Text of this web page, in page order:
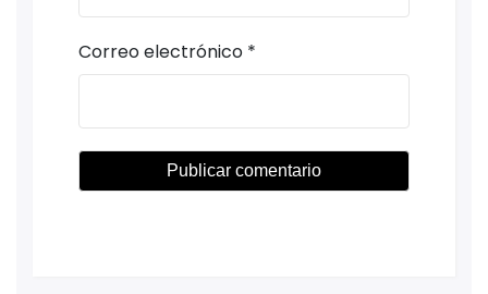
Correo electrónico *